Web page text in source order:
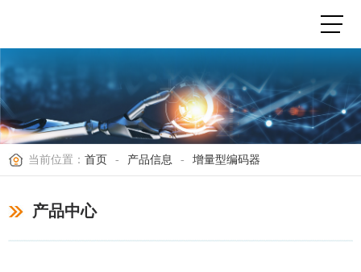
当前位置： 首页 - 产品信息 - 增量型编码器
产品中心